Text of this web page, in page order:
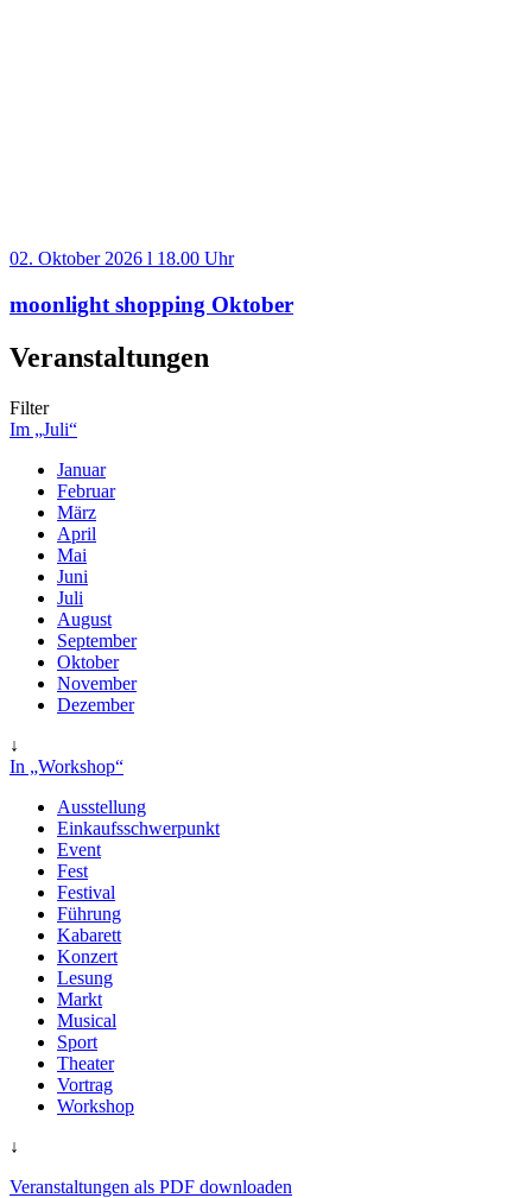
02. Oktober 2026 l 18.00 Uhr
moonlight shopping Oktober
Veranstaltungen
Filter
Im „Juli“
Januar
Februar
März
April
Mai
Juni
Juli
August
September
Oktober
November
Dezember
↓
In „Workshop“
Ausstellung
Einkaufsschwerpunkt
Event
Fest
Festival
Führung
Kabarett
Konzert
Lesung
Markt
Musical
Sport
Theater
Vortrag
Workshop
↓
Veranstaltungen als PDF downloaden